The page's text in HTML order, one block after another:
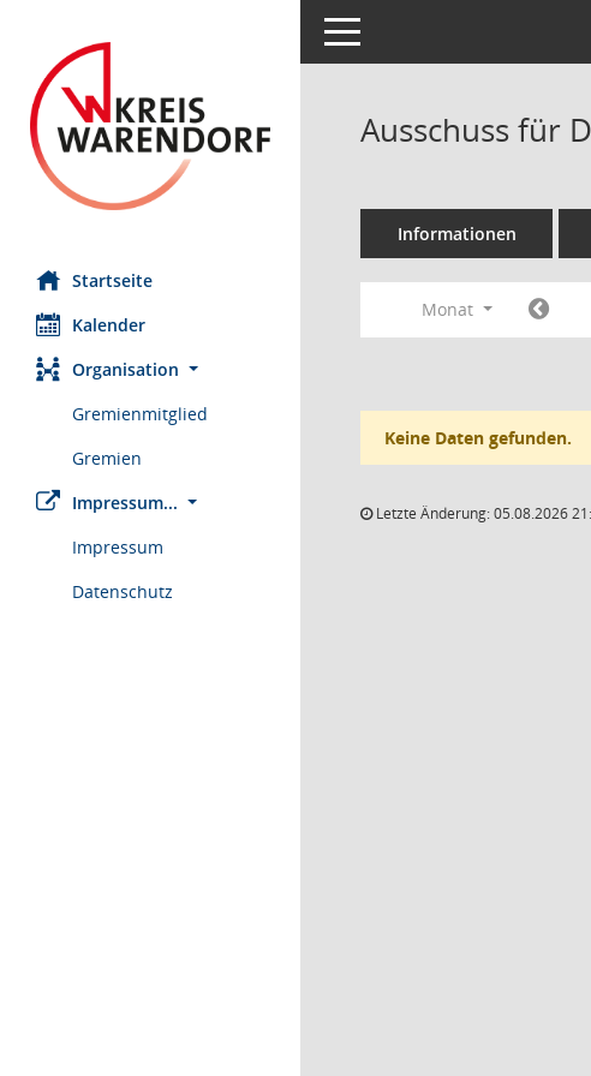
Startseite
Kalender
Organisation
Gremienmitglied
Gremien
Impressum...
Impressum
Datenschutz
Toggle navigation
Ausschuss für
Informationen
Monat
Keine Daten gefunden.
Letzte Änderung: 05.08.2026